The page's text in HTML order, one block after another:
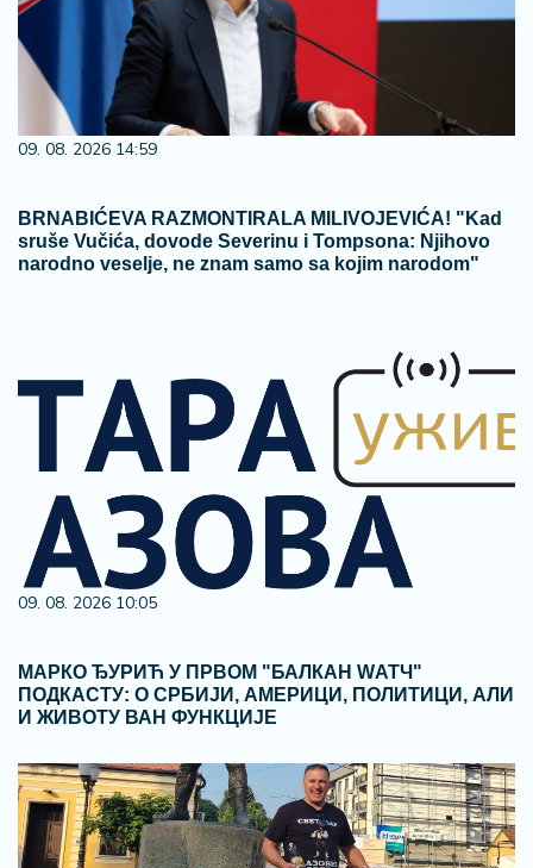
09. 08. 2026 14:59
BRNABIĆEVA RAZMONTIRALA MILIVOJEVIĆA! "Kad
sruše Vučića, dovode Severinu i Tompsona: Njihovo
narodno veselje, ne znam samo sa kojim narodom"
09. 08. 2026 10:05
МАРКО ЂУРИЋ У ПРВОМ "БАЛКАН WАТЧ"
ПОДКАСТУ: О СРБИЈИ, АМЕРИЦИ, ПОЛИТИЦИ, АЛИ
И ЖИВОТУ ВАН ФУНКЦИЈЕ